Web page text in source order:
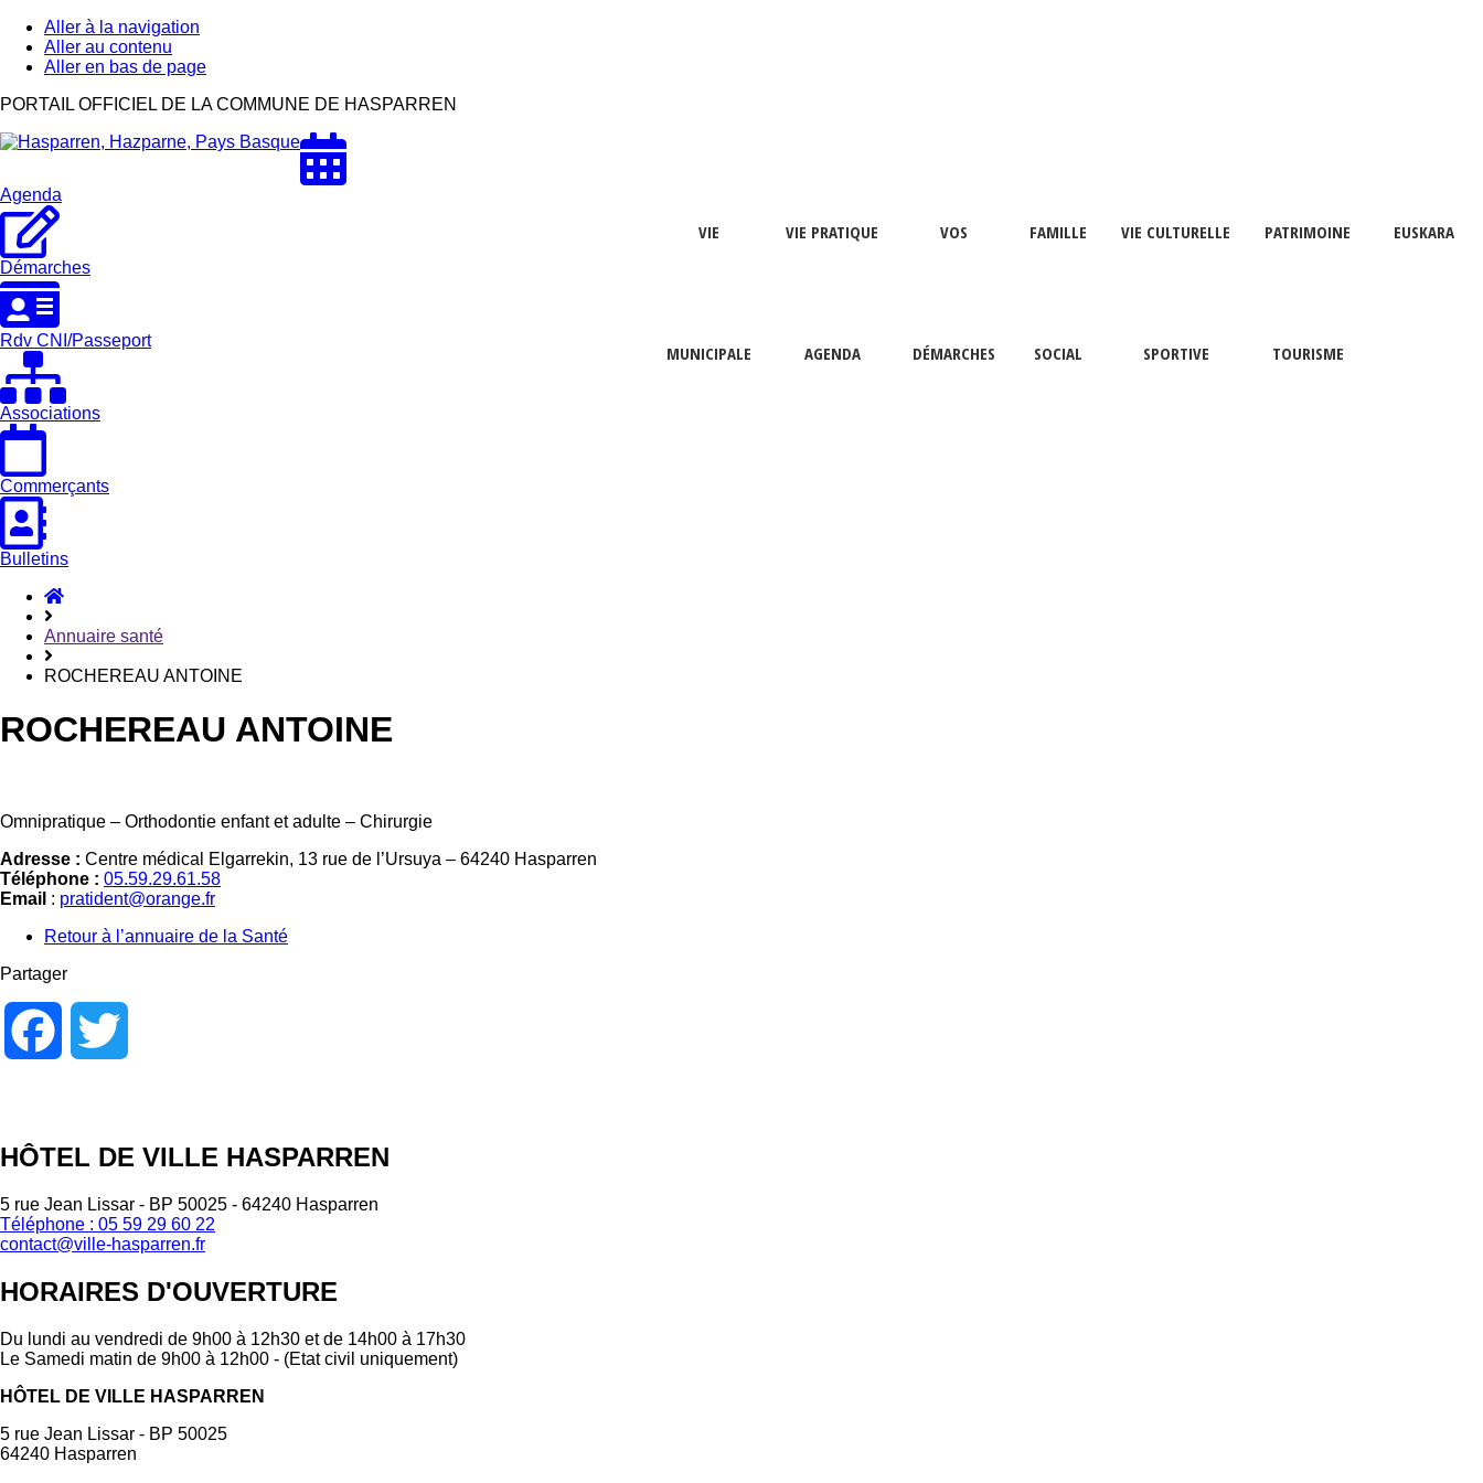
Aller à la navigation
Aller au contenu
Aller en bas de page
Hasparren,
Pays
PORTAIL OFFICIEL DE LA COMMUNE DE HASPARREN
VIE
MUNICIPALE
VIE PRATIQUE
AGENDA
VOS
DÉMARCHES
FAMILLE
SOCIAL
VIE CULTURELLE
SPORTIVE
PATRIMOINE
TOURISME
EUSKARA
Agenda
Démarches
Rdv CNI/Passeport
Associations
Commerçants
Bulletins
Accueil
Annuaire santé
ROCHEREAU ANTOINE
ROCHEREAU ANTOINE
Omnipratique – Orthodontie enfant et adulte – Chirurgie
Adresse : Centre médical Elgarrekin, 13 rue de l’Ursuya – 64240 Hasparren
Téléphone : 05.59.29.61.58
Email : pratident@orange.fr
Retour à l’annuaire de la Santé
Partager
Facebook
HÔTEL DE VILLE HASPARREN
5 rue Jean Lissar - BP 50025 - 64240 Hasparren
Téléphone : 05 59 29 60 22
contact@ville-hasparren.fr
HORAIRES D'OUVERTURE
Du lundi au vendredi de 9h00 à 12h30 et de 14h00 à 17h30
Le Samedi matin de 9h00 à 12h00 - (Etat civil uniquement)
HÔTEL DE VILLE HASPARREN
5 rue Jean Lissar - BP 50025
64240 Hasparren